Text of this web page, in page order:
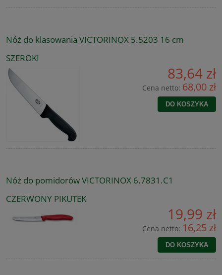
Nóż do klasowania VICTORINOX 5.5203 16 cm
SZEROKI
83,64 zł
Cena netto: 68,00 zł
DO KOSZYKA
Nóż do pomidorów VICTORINOX 6.7831.C1
CZERWONY PIKUTEK
19,99 zł
Cena netto: 16,25 zł
DO KOSZYKA